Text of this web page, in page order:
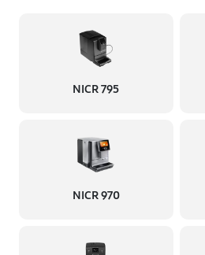
NICR 795
NICR 970